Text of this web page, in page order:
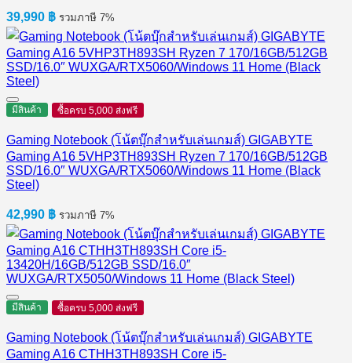
39,990 ฿ รวมภาษี 7%
มีสินค้า ซื้อครบ 5,000 ส่งฟรี
Gaming Notebook (โน้ตบุ๊กสำหรับเล่นเกมส์) GIGABYTE
Gaming A16 5VHP3TH893SH Ryzen 7 170/16GB/512GB
SSD/16.0″ WUXGA/RTX5060/Windows 11 Home (Black
Steel)
42,990 ฿ รวมภาษี 7%
มีสินค้า ซื้อครบ 5,000 ส่งฟรี
Gaming Notebook (โน้ตบุ๊กสำหรับเล่นเกมส์) GIGABYTE
Gaming A16 CTHH3TH893SH Core i5-